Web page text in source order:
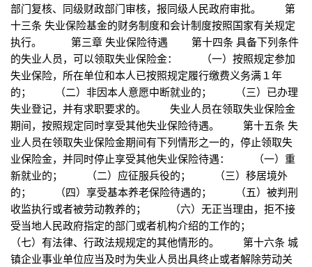
部门复核、同级财政部门审核，报同级人民政府审批。 第
十三条 失业保险基金的财务制度和会计制度按照国家有关规定
执行。 第三章 失业保险待遇 第十四条 具备下列条件
的失业人员，可以领取失业保险金： （一）按照规定参加
失业保险，所在单位和本人已按照规定履行缴费义务满１年
的； （二）非因本人意愿中断就业的； （三）已办理
失业登记，并有求职要求的。 失业人员在领取失业保险金
期间，按照规定同时享受其他失业保险待遇。 第十五条 失
业人员在领取失业保险金期间有下列情形之一的，停止领取失
业保险金，并同时停止享受其他失业保险待遇： （一）重
新就业的； （二）应征服兵役的； （三）移居境外
的； （四）享受基本养老保险待遇的； （五）被判刑
收监执行或者被劳动教养的； （六）无正当理由，拒不接
受当地人民政府指定的部门或者机构介绍的工作的；
（七）有法律、行政法规规定的其他情形的。 第十六条 城
镇企业事业单位应当及时为失业人员出具终止或者解除劳动关